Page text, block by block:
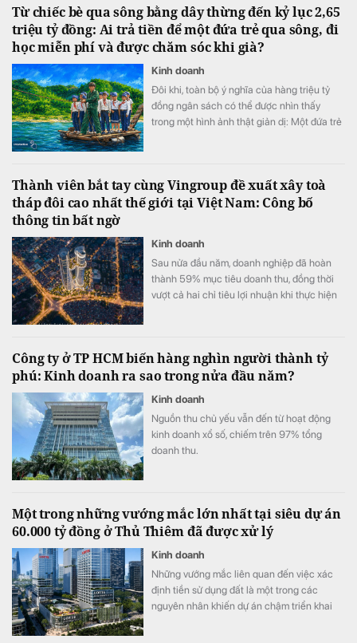
Từ chiếc bè qua sông bằng dây thừng đến kỷ lục 2,65
triệu tỷ đồng: Ai trả tiền để một đứa trẻ qua sông, đi
học miễn phí và được chăm sóc khi già?
Kinh doanh
Đôi khi, toàn bộ ý nghĩa của hàng triệu tỷ
đồng ngân sách có thể được nhìn thấy
trong một hình ảnh thật giản dị: Một đứa trẻ
Thành viên bắt tay cùng Vingroup đề xuất xây toà
tháp đôi cao nhất thế giới tại Việt Nam: Công bố
thông tin bất ngờ
Kinh doanh
Sau nửa đầu năm, doanh nghiệp đã hoàn
thành 59% mục tiêu doanh thu, đồng thời
vượt cả hai chỉ tiêu lợi nhuận khi thực hiện
Công ty ở TP HCM biến hàng nghìn người thành tỷ
phú: Kinh doanh ra sao trong nửa đầu năm?
Kinh doanh
Nguồn thu chủ yếu vẫn đến từ hoạt động
kinh doanh xổ số, chiếm trên 97% tổng
doanh thu.
Một trong những vướng mắc lớn nhất tại siêu dự án
60.000 tỷ đồng ở Thủ Thiêm đã được xử lý
Kinh doanh
Những vướng mắc liên quan đến việc xác
định tiền sử dụng đất là một trong các
nguyên nhân khiến dự án chậm triển khai